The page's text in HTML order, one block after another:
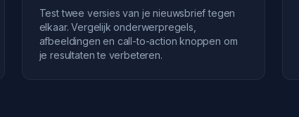
Test twee versies van je nieuwsbrief tegen
elkaar. Vergelijk onderwerpregels,
afbeeldingen en call-to-action knoppen om
je resultaten te verbeteren.